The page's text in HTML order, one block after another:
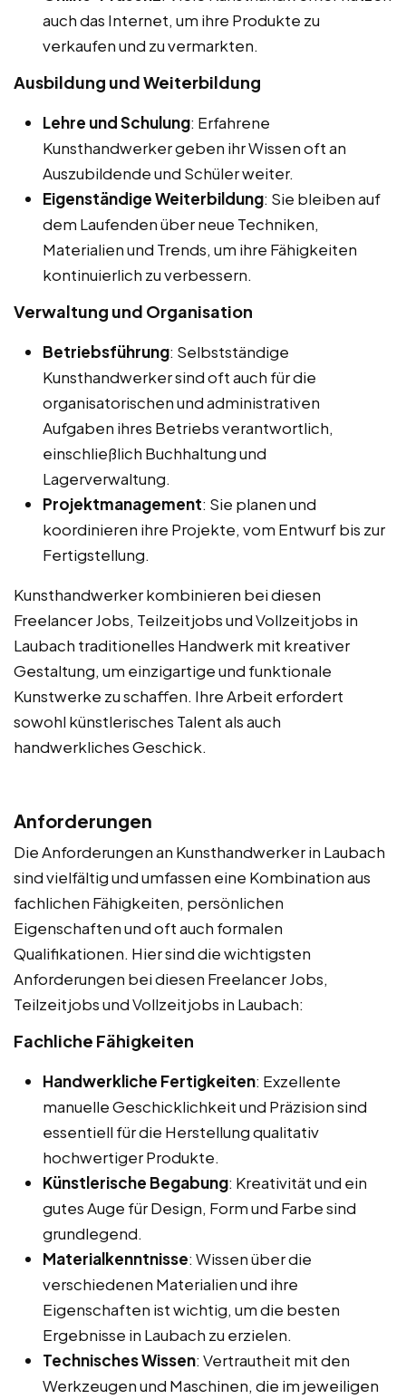
auch das Internet, um ihre Produkte zu
verkaufen und zu vermarkten.
Ausbildung und Weiterbildung
Lehre und Schulung: Erfahrene
Kunsthandwerker geben ihr Wissen oft an
Auszubildende und Schüler weiter.
Eigenständige Weiterbildung: Sie bleiben auf
dem Laufenden über neue Techniken,
Materialien und Trends, um ihre Fähigkeiten
kontinuierlich zu verbessern.
Verwaltung und Organisation
Betriebsführung: Selbstständige
Kunsthandwerker sind oft auch für die
organisatorischen und administrativen
Aufgaben ihres Betriebs verantwortlich,
einschließlich Buchhaltung und
Lagerverwaltung.
Projektmanagement: Sie planen und
koordinieren ihre Projekte, vom Entwurf bis zur
Fertigstellung.
Kunsthandwerker kombinieren bei diesen
Freelancer Jobs, Teilzeitjobs und Vollzeitjobs in
Laubach traditionelles Handwerk mit kreativer
Gestaltung, um einzigartige und funktionale
Kunstwerke zu schaffen. Ihre Arbeit erfordert
sowohl künstlerisches Talent als auch
handwerkliches Geschick.
Anforderungen
Die Anforderungen an Kunsthandwerker in Laubach
sind vielfältig und umfassen eine Kombination aus
fachlichen Fähigkeiten, persönlichen
Eigenschaften und oft auch formalen
Qualifikationen. Hier sind die wichtigsten
Anforderungen bei diesen Freelancer Jobs,
Teilzeitjobs und Vollzeitjobs in Laubach:
Fachliche Fähigkeiten
Handwerkliche Fertigkeiten: Exzellente
manuelle Geschicklichkeit und Präzision sind
essentiell für die Herstellung qualitativ
hochwertiger Produkte.
Künstlerische Begabung: Kreativität und ein
gutes Auge für Design, Form und Farbe sind
grundlegend.
Materialkenntnisse: Wissen über die
verschiedenen Materialien und ihre
Eigenschaften ist wichtig, um die besten
Ergebnisse in Laubach zu erzielen.
Technisches Wissen: Vertrautheit mit den
Werkzeugen und Maschinen, die im jeweiligen